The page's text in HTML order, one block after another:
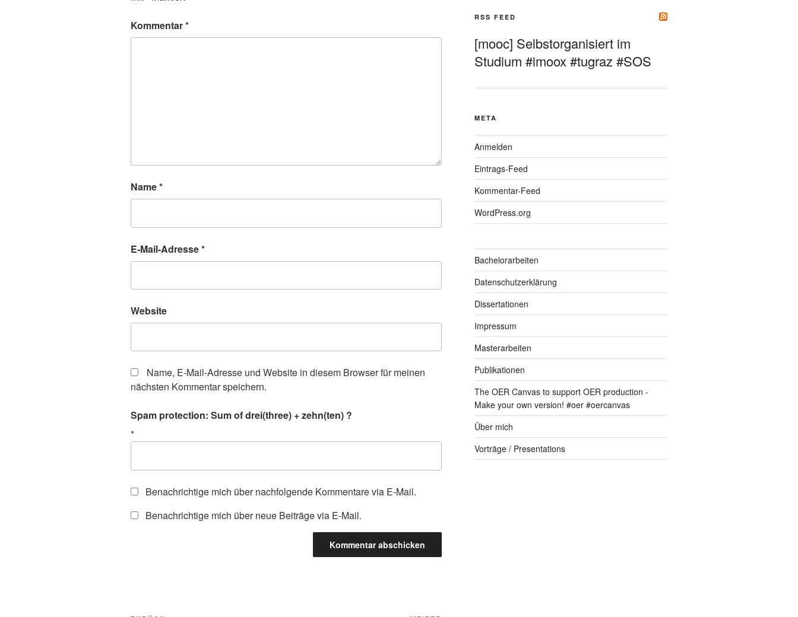
Kommentar*
Name*
E-Mail-Adresse*
Website
Name, E-Mail-Adresse und Website in diesem Browser für meinen
nächsten Kommentar speichern.
Spam protection: Sum of drei(three) + zehn(ten) ?
*
Benachrichtige mich über nachfolgende Kommentare via E-Mail.
Benachrichtige mich über neue Beiträge via E-Mail.
RSS FEED
[mooc] Selbstorganisiert im
Studium #imoox #tugraz #SOS
META
Anmelden
Eintrags-Feed
Kommentar-Feed
WordPress.org
Bachelorarbeiten
Datenschutzerklärung
Dissertationen
Impressum
Masterarbeiten
Publikationen
The OER Canvas to support OER production -
Make your own version! #oer #oercanvas
Über mich
Vorträge / Presentations